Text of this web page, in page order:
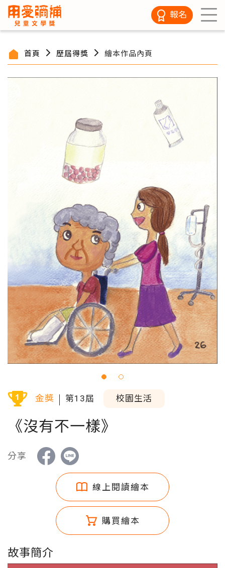
報名
首頁 歷屆得獎 繪本作品內頁
/
金獎 第13屆 校園生活
《沒有不一樣》
分享
線上閱讀繪本
購買繪本
故事簡介